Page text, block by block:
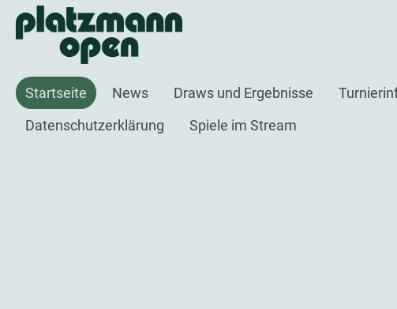
Startseite News Draws und Ergebnisse
Datenschutzerklärung
Spiele im Stream